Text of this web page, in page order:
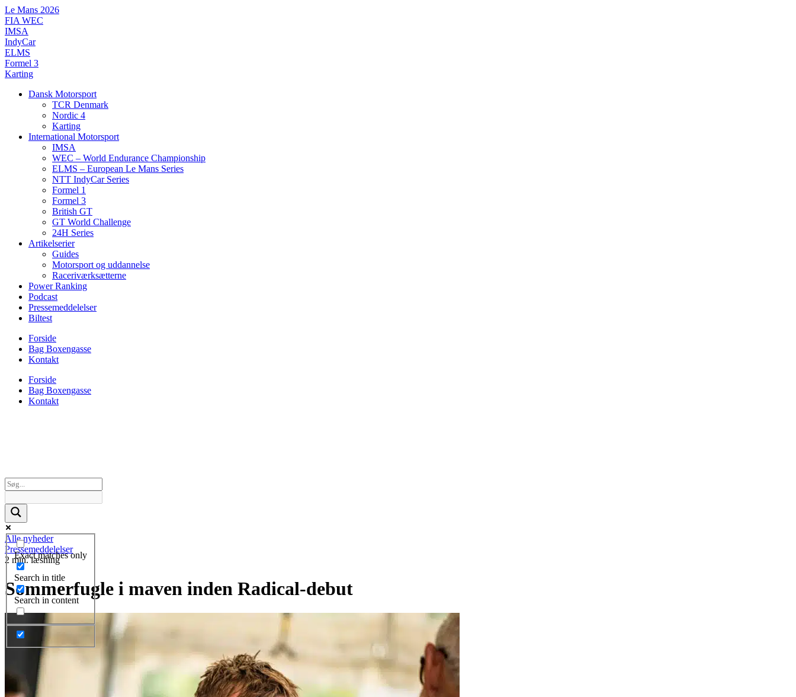
Videre
til
indhold
Le Mans 2026
FIA WEC
IMSA
IndyCar
ELMS
Formel 3
Karting
Dansk Motorsport
TCR Denmark
Nordic 4
Karting
International Motorsport
IMSA
WEC – World Endurance Championship
ELMS – European Le Mans Series
NTT IndyCar Series
Formel 1
Formel 3
British GT
GT World Challenge
24H Series
Artikelserier
Guides
Motorsport og uddannelse
Raceriværksætterne
Power Ranking
Podcast
Pressemeddelelser
Biltest
Forside
Bag Boxengasse
Kontakt
Forside
Bag Boxengasse
Kontakt
Exact matches only
Search in title
Search in content
Alle nyheder
Pressemeddelelser
2 min. læsning
Sommerfugle i maven inden Radical-debut